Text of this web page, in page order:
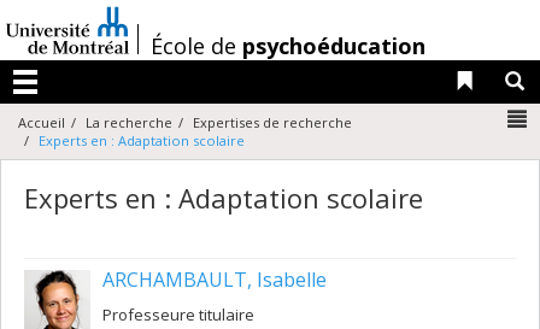
au
contenu
/École de psychoéducation
Menu
Liens
Accueil La recherche
Expertises de recherche
Experts en : Adaptation scolaire
Experts en : Adaptation scolaire
ARCHAMBAULT, Isabelle
Professeure titulaire